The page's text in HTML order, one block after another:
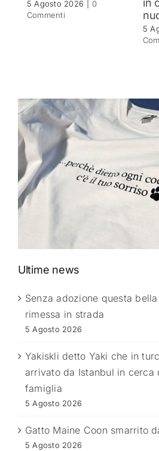
5 Agosto 2026
0
Commenti
in
5
Ultime news
Senza adozione questa
rimessa in strada
5 Agosto 2026
Yakiskli detto Yaki che in
arrivato da Istanbul in cerca
famiglia
5 Agosto 2026
Gatto Maine Coon smarrito
5 Agosto 2026